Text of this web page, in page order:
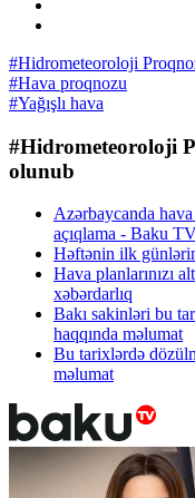
#Hidrometeoroloji
#Hava proqnozu
#Yağışlı hava
#Hidrometeoroloji
olunub
Azərbaycanda
açıqlama - Baku
Həftənin ilk
Hava planlarınızı
xəbərdarlıq
Bakı sakinləri bu
haqqında məlumat
Bu tarixlərdə
məlumat